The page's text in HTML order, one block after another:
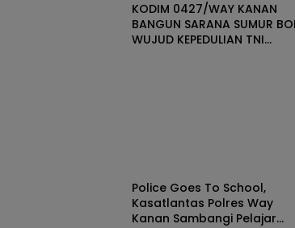
KODIM 0427/WAY KANAN
BANGUN SARANA SUMUR
WUJUD KEPEDULIAN TNI
Police Goes To School,
Kasatlantas Polres Way
Kanan Sambangi Pelajar